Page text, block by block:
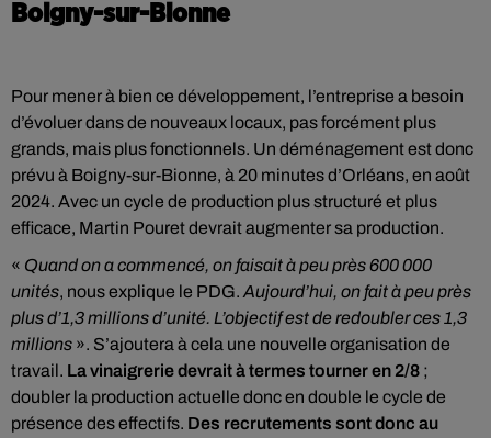
Boigny-sur-Bionne
Pour mener à bien ce développement, l’entreprise a besoin
d’évoluer dans de nouveaux locaux, pas forcément plus
grands, mais plus fonctionnels. Un déménagement est donc
prévu à Boigny-sur-Bionne, à 20 minutes d’Orléans, en août
2024. Avec un cycle de production plus structuré et plus
efficace, Martin Pouret devrait augmenter sa production.
« Quand on a commencé, on faisait à peu près 600 000
unités, nous explique le PDG. Aujourd’hui, on fait à peu près
plus d’1,3 millions d’unité. L’objectif est de redoubler ces 1,3
millions ». S’ajoutera à cela une nouvelle organisation de
travail. La vinaigrerie devrait à termes tourner en 2/8 ;
doubler la production actuelle donc en double le cycle de
présence des effectifs. Des recrutements sont donc au